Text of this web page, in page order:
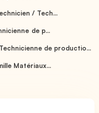
/ Tech...
de p...
de productio...
Matériaux...